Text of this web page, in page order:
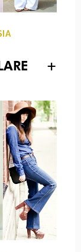
+